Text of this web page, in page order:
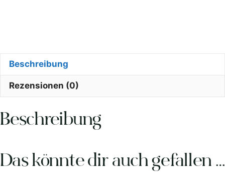
Beschreibung
Rezensionen (0)
Beschreibung
Das könnte dir auch gefallen …